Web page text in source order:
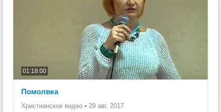
01:18:00
Помолвка
Христианское видео • 29 авг, 2017